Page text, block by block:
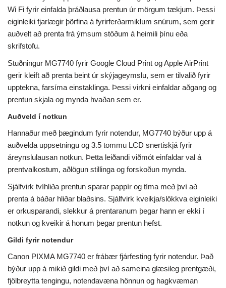
Wi Fi fyrir einfalda þráðlausa prentun úr mörgum tækjum. Þessi
eiginleiki fjarlægir þörfina á fyrirferðarmiklum snúrum, sem gerir
auðvelt að prenta frá ýmsum stöðum á heimili þínu eða
skrifstofu.
Stuðningur MG7740 fyrir Google Cloud Print og Apple AirPrint
gerir kleift að prenta beint úr skýjageymslu, sem er tilvalið fyrir
upptekna, farsíma einstaklinga. Þessi virkni einfaldar aðgang og
prentun skjala og mynda hvaðan sem er.
Auðveld í notkun
Hannaður með þægindum fyrir notendur, MG7740 býður upp á
auðvelda uppsetningu og 3.5 tommu LCD snertiskjá fyrir
áreynslulausan notkun. Þetta leiðandi viðmót einfaldar val á
prentvalkostum, aðlögun stillinga og forskoðun mynda.
Sjálfvirk tvíhliða prentun sparar pappír og tíma með því að
prenta á báðar hliðar blaðsins. Sjálfvirk kveikja/slökkva eiginleiki
er orkusparandi, slekkur á prentaranum þegar hann er ekki í
notkun og kveikir á honum þegar prentun hefst.
Gildi fyrir notendur
Canon PIXMA MG7740 er frábær fjárfesting fyrir notendur. Það
býður upp á mikið gildi með því að sameina glæsileg prentgæði,
fjölbreytta tengingu, notendavæna hönnun og hagkvæman